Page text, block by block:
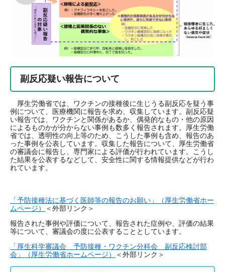
副反応疑い報告について
厚生労働省では、ワクチンの接種後に生じうる副反応を疑う事
例について、医療機関に報告を求め、収集しています。副反応疑
い報告では、ワクチンと関係があるか、偶発的なもの・他の原因
によるものかが分からない事例も数多く報告されます。厚生労働
省では、透明性の向上等のため、こうした事例も含め、報告のあ
った事例を公表しています。収集した報告について、厚生労働省
の審議会に報告し、専門家による評価が行われています。こうし
た結果を公表するなどして、安全性に関する情報提供などが行わ
れています。
「予防接種法に基づく医師等の報告のお願い」（厚生労働省ホー
ムページ）
＜外部リンク＞
報告された事例や評価について、報告された症例や、評価の結果
等について、審議会の度に公表することとしています。
「厚生科学審議会 予防接種・ワクチン分科会 副反応検討部
会」（厚生労働省ホームページ）
＜外部リンク＞